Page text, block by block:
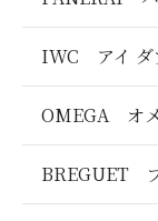
IWC アイ ダ
OMEGA オ
BREGUET